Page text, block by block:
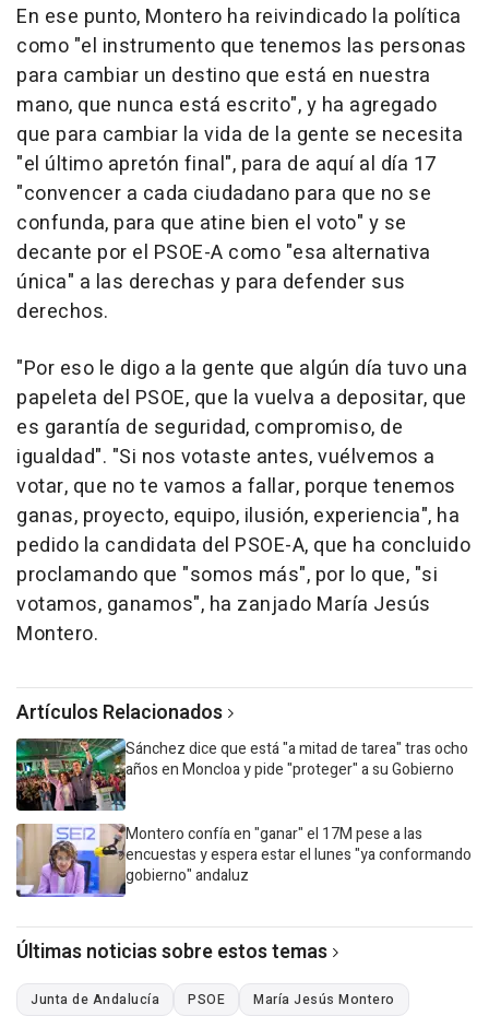
En ese punto, Montero ha reivindicado la política
como "el instrumento que tenemos las personas
para cambiar un destino que está en nuestra
mano, que nunca está escrito", y ha agregado
que para cambiar la vida de la gente se necesita
"el último apretón final", para de aquí al día 17
"convencer a cada ciudadano para que no se
confunda, para que atine bien el voto" y se
decante por el PSOE-A como "esa alternativa
única" a las derechas y para defender sus
derechos.
"Por eso le digo a la gente que algún día tuvo una
papeleta del PSOE, que la vuelva a depositar, que
es garantía de seguridad, compromiso, de
igualdad". "Si nos votaste antes, vuélvemos a
votar, que no te vamos a fallar, porque tenemos
ganas, proyecto, equipo, ilusión, experiencia", ha
pedido la candidata del PSOE-A, que ha concluido
proclamando que "somos más", por lo que, "si
votamos, ganamos", ha zanjado María Jesús
Montero.
Artículos Relacionados
Sánchez dice que está "a mitad de tarea" tras ocho
años en Moncloa y pide "proteger" a su Gobierno
Montero confía en "ganar" el 17M pese a las
encuestas y espera estar el lunes "ya conformando
gobierno" andaluz
Últimas noticias sobre estos temas
Junta de Andalucía PSOE María Jesús Montero